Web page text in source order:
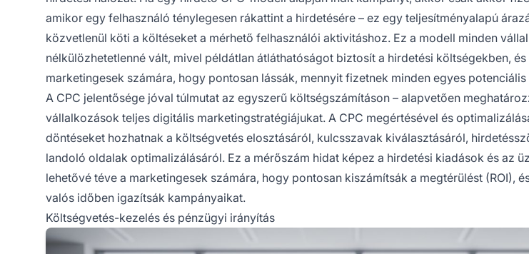
amikor egy felhasználó ténylegesen rákattint a hirdetésére – ez egy teljesítményalapú
közvetlenül köti a költéseket a mérhető felhasználói aktivitáshoz. Ez a modell minden
nélkülözhetetlenné vált, mivel példátlan átláthatóságot biztosít a hirdetési költségekben,
marketingesek számára, hogy pontosan lássák, mennyit fizetnek minden egyes
A CPC jelentősége jóval túlmutat az egyszerű költségszámításon – alapvetően
vállalkozások teljes digitális marketingstratégiájukat. A CPC megértésével és
döntéseket hozhatnak a költségvetés elosztásáról, kulcsszavak kiválasztásáról,
landoló oldalak optimalizálásáról. Ez a mérőszám hidat képez a hirdetési kiadások és az
lehetővé téve a marketingesek számára, hogy pontosan kiszámítsák a megtérülést (ROI),
valós időben igazítsák kampányaikat.
Költségvetés-kezelés és pénzügyi irányítás